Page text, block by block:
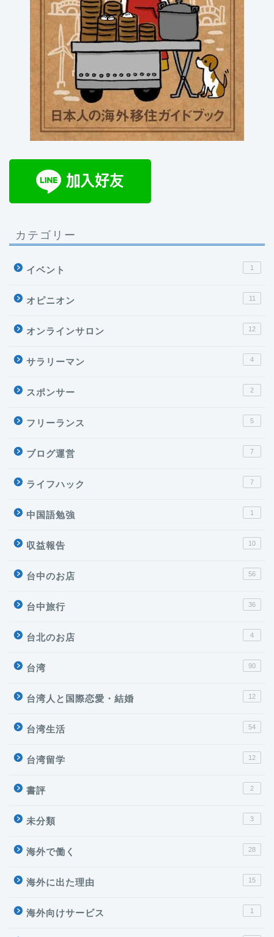
カテゴリー
イベント 1
オピニオン 11
オンラインサロン 12
サラリーマン 4
スポンサー 2
フリーランス 5
ブログ運営 7
ライフハック 7
中国語勉強 1
収益報告 10
台中のお店 56
台中旅行 36
台北のお店 4
台湾 90
台湾人と国際恋愛・結婚 12
台湾生活 54
台湾留学 12
書評 2
未分類 3
海外で働く 28
海外に出た理由 15
海外向けサービス 1